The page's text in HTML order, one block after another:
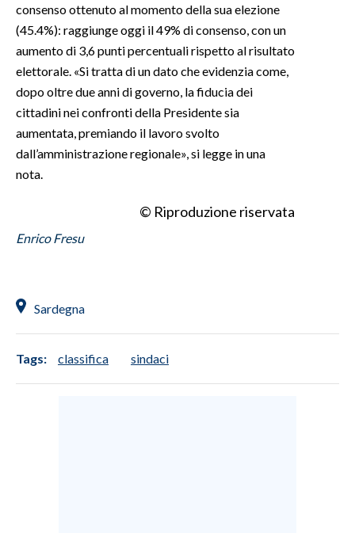
consenso ottenuto al momento della sua elezione
(45.4%): raggiunge oggi il 49% di consenso, con un
aumento di 3,6 punti percentuali rispetto al risultato
elettorale. «Si tratta di un dato che evidenzia come,
dopo oltre due anni di governo, la fiducia dei
cittadini nei confronti della Presidente sia
aumentata, premiando il lavoro svolto
dall’amministrazione regionale», si legge in una
nota.
© Riproduzione riservata
Enrico Fresu
Sardegna
Tags: classifica sindaci